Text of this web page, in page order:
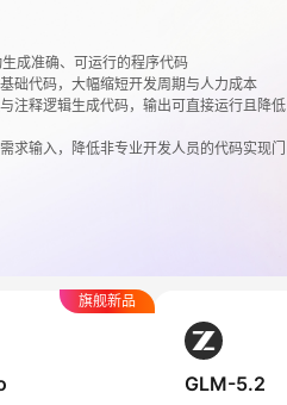
成准确、可运行的程序代码
础代码，大幅缩短开发周期与人力成本
注释逻辑生成代码，输出可直接运行且降低
求输入，降低非专业开发人员的代码实现门
旗舰新品
GLM-5.2